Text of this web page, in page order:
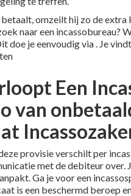
omzeilt hij zo de
naar een incassobureau?
doe je eenvoudig via. Je
Een
van
provisie verschilt per
met de debiteur
Ga je voor een
is een beschermd beroep